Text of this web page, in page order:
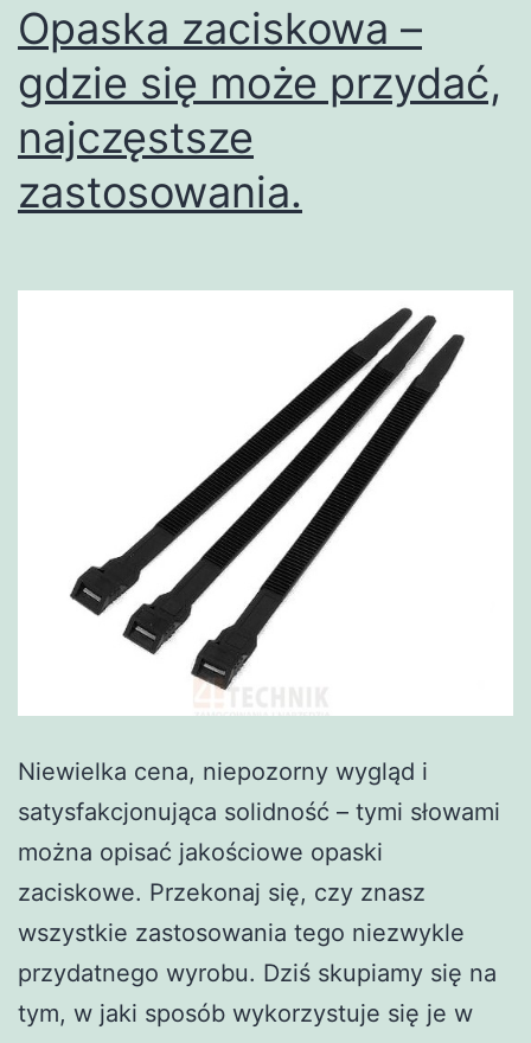
Opaska zaciskowa –
gdzie się może przydać,
najczęstsze
zastosowania.
Niewielka cena, niepozorny wygląd i
satysfakcjonująca solidność – tymi słowami
można opisać jakościowe opaski
zaciskowe. Przekonaj się, czy znasz
wszystkie zastosowania tego niezwykle
przydatnego wyrobu. Dziś skupiamy się na
tym, w jaki sposób wykorzystuje się je w